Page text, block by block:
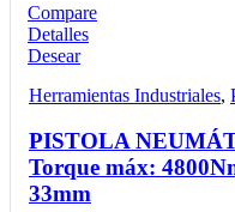
Compare
Detalles
Desear
Herramientas Industriales,
PISTOLA
Torque máx:
33mm